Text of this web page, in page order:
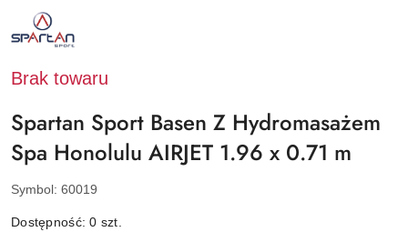
NAZWA
PRODUCENTA:
SPARTAN
Brak towaru
Spartan Sport Basen Z Hydromasażem
Spa Honolulu AIRJET 1.96 x 0.71 m
Symbol: 60019
Dostępność:0 szt.